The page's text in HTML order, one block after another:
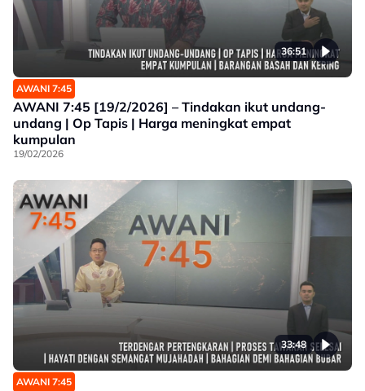
36:51
AWANI 7:45
AWANI 7:45 [19/2/2026] – Tindakan ikut undang-
undang | Op Tapis | Harga meningkat empat
kumpulan
19/02/2026
33:48
AWANI 7:45